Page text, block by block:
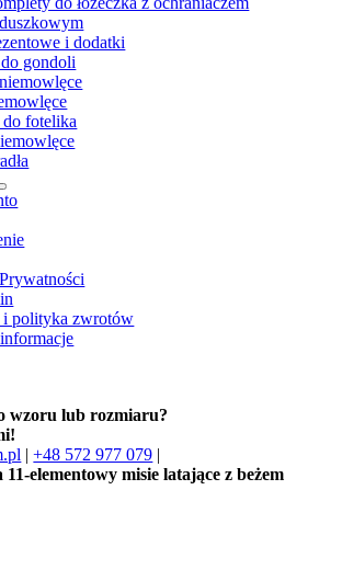
i dodatki
gondoli
fotelika
i polityka zwrotów
wzoru lub rozmiaru?
|+48 572 977 079 |
11-elementowy misie latające z beżem